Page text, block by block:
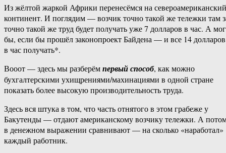
Из жёлтой жаркой Африки перенесёмся на североамериканский
континент. И поглядим — возчик точно такой же тележки там
точно такой же труд будет получать уже 7 долларов в час. А мог
бы, если бы прошёл законопроект Байдена — и все 14 долларов
в час получать*.
Вооот — здесь мы разберёмпервый способ, как можно
бухгалтерскими ухищрениями/махинациями в одной стране
показать более высокую производительность труда.
Здесь вся штука в том, что часть отнятого в этом грабеже у
Бакутенды — отдают американскому возчику тележки. А
в денежном выражении сравнивают — на сколько «наработал»
каждый работник.